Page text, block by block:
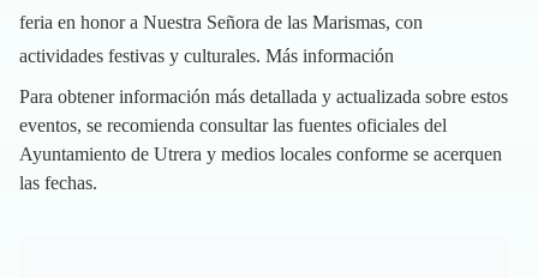
feria en honor a Nuestra Señora de las Marismas, con
actividades festivas y culturales. Más información
Para obtener información más detallada y actualizada sobre estos
eventos, se recomienda consultar las fuentes oficiales del
Ayuntamiento de Utrera y medios locales conforme se acerquen
las fechas.